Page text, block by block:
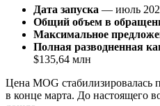
Дата запуска — июль
Общий объем в
Максимальное
Полная разводненная
$135,64 млн
Цена MOG стабилизировалась
в конце марта. До настоящего